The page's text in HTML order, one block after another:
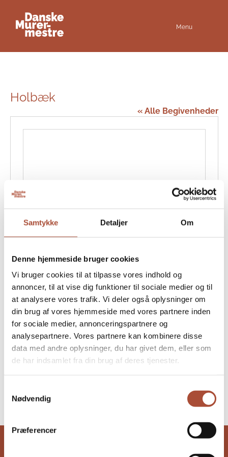
Samtykke Detaljer Om
Denne hjemmeside bruger cookies
Vi bruger cookies til at tilpasse vores indhold og
annoncer, til at vise dig funktioner til sociale medier og til
at analysere vores trafik. Vi deler også oplysninger om
din brug af vores hjemmeside med vores partnere inden
for sociale medier, annonceringspartnere og
analysepartnere. Vores partnere kan kombinere disse
data med andre oplysninger, du har givet dem, eller som
de har indsamlet fra din brug af deres tjenester.
Nødvendig
Præferencer
Menu
Holbæk
« Alle Begivenheder
Begivenheder på dette sted
NoticeIngen resultater fundet.
Kommende
Vælg
dato.
ForrigeBegivenheder I dag
Abonner på kalender